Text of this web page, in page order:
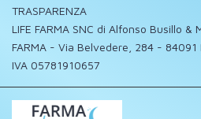
TRASPARENZA
LIFE FARMA SNC di Alfonso Busillo &
FARMA - Via Belvedere, 284 -
IVA 05781910657